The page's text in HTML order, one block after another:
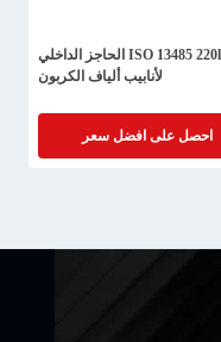
ISO 13485 220lbs الحاجز الداخلي
لأنابيب ألياف الكربون
احصل على افضل سعر